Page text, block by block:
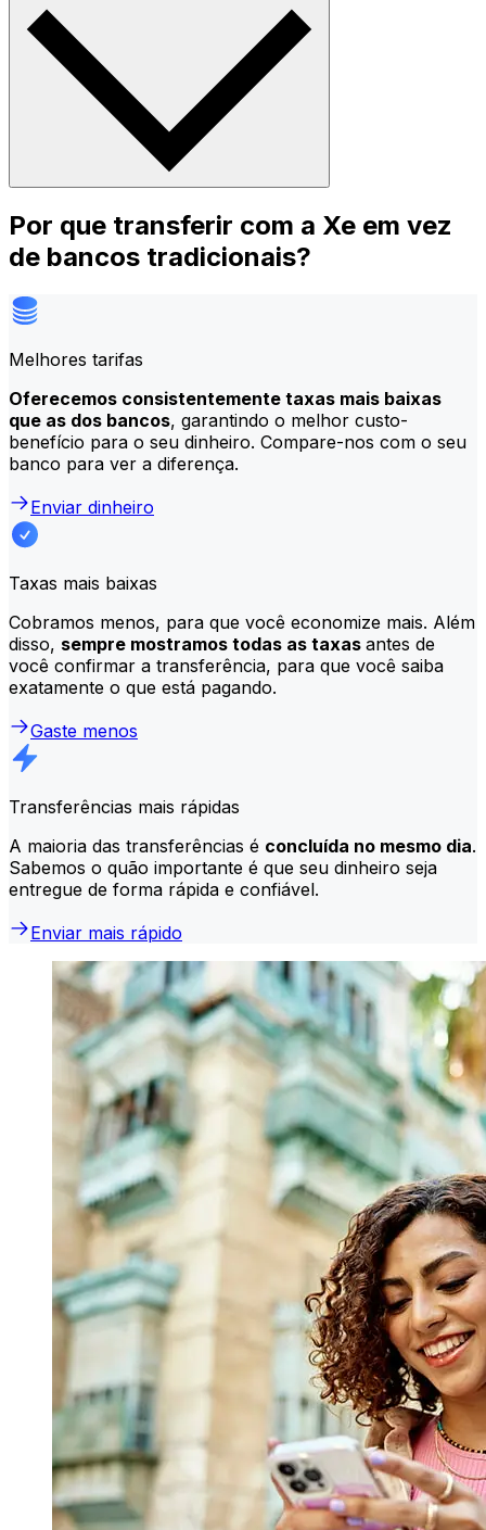
Por que transferir com a Xe em vez
de bancos tradicionais?
Melhores tarifas
Oferecemos consistentemente taxas mais baixas
que as dos bancos, garantindo o melhor custo-
benefício para o seu dinheiro. Compare-nos com o seu
banco para ver a diferença.
Enviar dinheiro
Taxas mais baixas
Cobramos menos, para que você economize mais. Além
disso, sempre mostramos todas as taxas antes de
você confirmar a transferência, para que você saiba
exatamente o que está pagando.
Gaste menos
Transferências mais rápidas
A maioria das transferências é concluída no mesmo dia.
Sabemos o quão importante é que seu dinheiro seja
entregue de forma rápida e confiável.
Enviar mais rápido